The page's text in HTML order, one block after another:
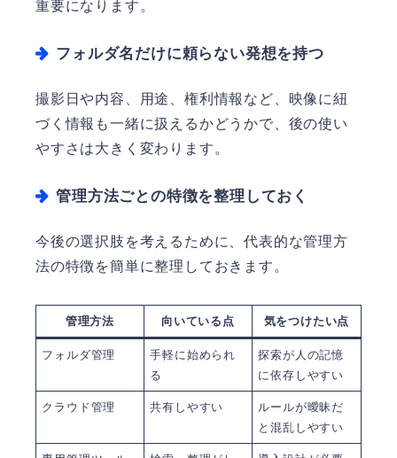
重要になります。
フォルダ名だけに頼らない発想を持つ
撮影日や内容、用途、権利情報など、映像に紐
づく情報も一緒に扱えるかどうかで、後の使い
やすさは大きく変わります。
管理方法ごとの特徴を整理しておく
今後の選択肢を考えるために、代表的な管理方
法の特徴を簡単に整理しておきます。
管理方法 向いている点 気をつけたい点
フォルダ管理
手軽に始められ
る
探索が人の記憶
に依存しやすい
クラウド管理 共有しやすい
ルールが曖昧だ
と混乱しやすい